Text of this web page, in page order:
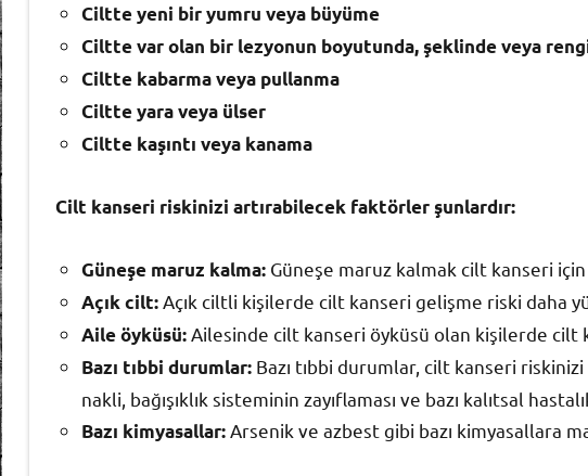
Ciltte yeni bir yumru veya büyüme
Ciltte var olan bir lezyonun boyutunda, şeklinde veya
Ciltte kabarma veya pullanma
Ciltte yara veya ülser
Ciltte kaşıntı veya kanama
Cilt kanseri riskinizi artırabilecek faktörler şunlardır:
Güneşe maruz kalma: Güneşe maruz kalmak cilt kanseri
Açık cilt: Açık ciltli kişilerde cilt kanseri gelişme riski daha
Aile öyküsü: Ailesinde cilt kanseri öyküsü olan kişilerde cilt
Bazı tıbbi durumlar: Bazı tıbbi durumlar, cilt kanseri
nakli, bağışıklık sisteminin zayıflaması ve bazı kalıtsal
Bazı kimyasallar: Arsenik ve azbest gibi bazı kimyasallara